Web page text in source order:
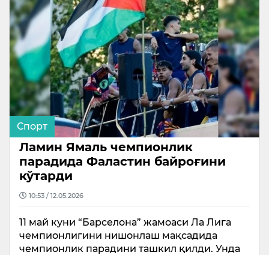
Спорт
Ламин Ямаль чемпионлик
парадида Фаластин байроғини
кўтарди
10:53 / 12.05.2026
11 май куни “Барселона” жамоаси Ла Лига
чемпионлигини нишонлаш мақсадида
чемпионлик парадини ташкил қилди. Унда